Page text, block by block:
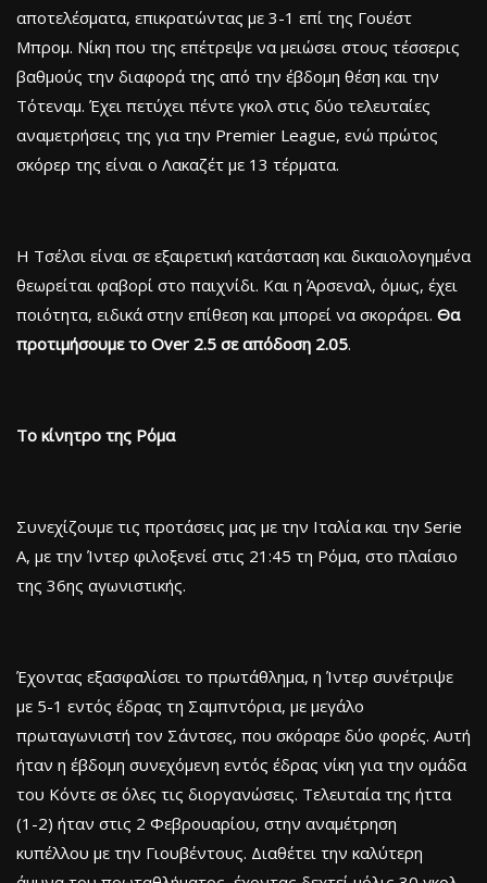
αποτελέσματα, επικρατώντας με 3-1 επί της Γουέστ
Μπρομ. Νίκη που της επέτρεψε να μειώσει στους τέσσερις
βαθμούς την διαφορά της από την έβδομη θέση και την
Τότεναμ. Έχει πετύχει πέντε γκολ στις δύο τελευταίες
αναμετρήσεις της για την Premier League, ενώ πρώτος
σκόρερ της είναι ο Λακαζέτ με 13 τέρματα.
Η Τσέλσι είναι σε εξαιρετική κατάσταση και δικαιολογημένα
θεωρείται φαβορί στο παιχνίδι. Και η Άρσεναλ, όμως, έχει
ποιότητα, ειδικά στην επίθεση και μπορεί να σκοράρει. Θα
προτιμήσουμε το Over 2.5 σε απόδοση 2.05.
Το κίνητρο της Ρόμα
Συνεχίζουμε τις προτάσεις μας με την Ιταλία και την Serie
A, με την Ίντερ φιλοξενεί στις 21:45 τη Ρόμα, στο πλαίσιο
της 36ης αγωνιστικής.
Έχοντας εξασφαλίσει το πρωτάθλημα, η Ίντερ συνέτριψε
με 5-1 εντός έδρας τη Σαμπντόρια, με μεγάλο
πρωταγωνιστή τον Σάντσες, που σκόραρε δύο φορές. Αυτή
ήταν η έβδομη συνεχόμενη εντός έδρας νίκη για την ομάδα
του Κόντε σε όλες τις διοργανώσεις. Τελευταία της ήττα
(1-2) ήταν στις 2 Φεβρουαρίου, στην αναμέτρηση
κυπέλλου με την Γιουβέντους. Διαθέτει την καλύτερη